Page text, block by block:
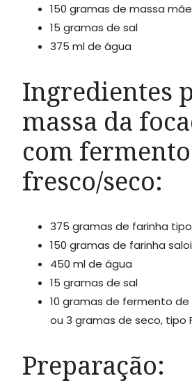
150 gramas de massa
15 gramas de sal
375 ml de água
Ingredientes
massa da
com fermento
fresco/seco:
375 gramas de farinha
150 gramas de farinha
450 ml de água
15 gramas de sal
10 gramas de fermento
ou 3 gramas de seco, tipo
Preparação: